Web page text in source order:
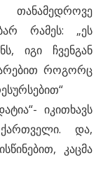
თანამედროვე
რამეს: „ეს
იგი ჩვენგან
როგორც
იკითხავს
და,
კაცმა